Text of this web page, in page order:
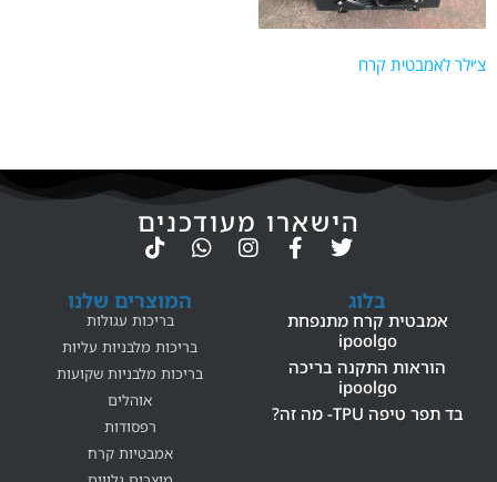
מוצר Color
Blue
צ׳ילר לאמבטית קרח
הישארו מעודכנים
בלוג
אמבטית קרח מתנפחת
ipoolgo
הוראות התקנה בריכה
ipoolgo
בד תפר טיפה TPU- מה זה?
המוצרים שלנו
בריכות עגולות
בריכות מלבניות עליות
בריכות מלבניות שקועות
אוהלים
רפסודות
אמבטיות קרח